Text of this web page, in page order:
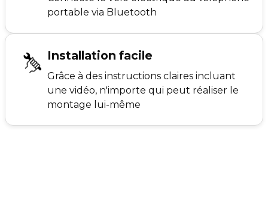
portable via Bluetooth
Installation facile
Grâce à des instructions claires incluant
une vidéo, n'importe qui peut réaliser le
montage lui-même